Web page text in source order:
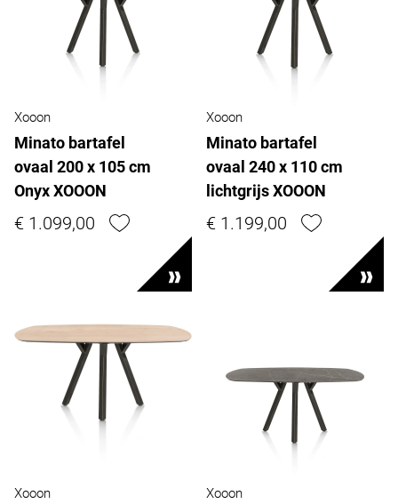
Xooon
Minato bartafel
ovaal 200 x 105 cm
Onyx XOOON
€ 1.099,00
Xooon
Minato bartafel
ovaal 240 x 110 cm
lichtgrijs XOOON
€ 1.199,00
Xooon Xooon